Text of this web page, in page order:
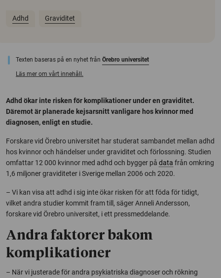
Adhd Graviditet
Texten baseras på en nyhet från Örebro universitet
Läs mer om vårt innehåll.
Adhd ökar inte risken för komplikationer under en graviditet.
Däremot är planerade kejsarsnitt vanligare hos kvinnor med
diagnosen, enligt en studie.
Forskare vid Örebro universitet har studerat sambandet mellan adhd
hos kvinnor och händelser under graviditet och förlossning. Studien
omfattar 12 000 kvinnor med adhd och bygger på data från omkring
1,6 miljoner graviditeter i Sverige mellan 2006 och 2020.
– Vi kan visa att adhd i sig inte ökar risken för att föda för tidigt,
vilket andra studier kommit fram till, säger Anneli Andersson,
forskare vid Örebro universitet, i ett pressmeddelande.
Andra faktorer bakom
komplikationer
– När vi justerade för andra psykiatriska diagnoser och rökning